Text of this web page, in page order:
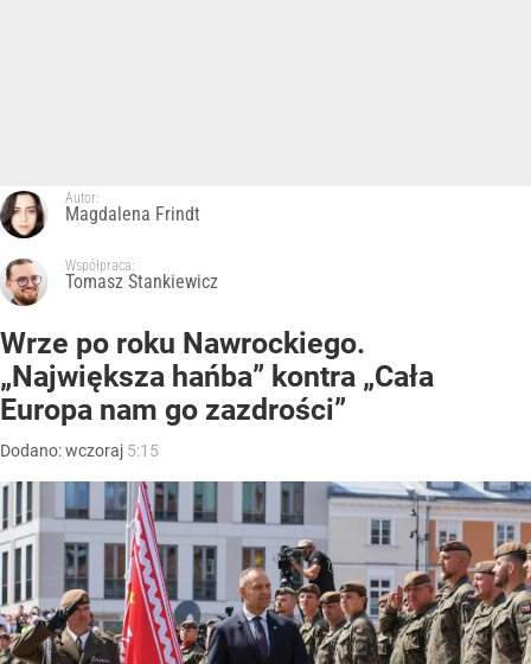
Autor:
Magdalena Frindt
Współpraca:
Tomasz Stankiewicz
Wrze po roku Nawrockiego.
„Największa hańba” kontra „Cała
Europa nam go zazdrości”
Dodano:wczoraj 5:15